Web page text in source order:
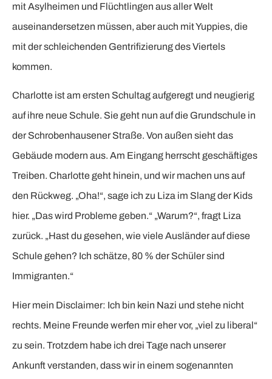
mit Asylheimen und Flüchtlingen aus aller Welt
auseinandersetzen müssen, aber auch mit Yuppies, die
mit der schleichenden Gentrifizierung des Viertels
kommen.
Charlotte ist am ersten Schultag aufgeregt und neugierig
auf ihre neue Schule. Sie geht nun auf die Grundschule in
der Schrobenhausener Straße. Von außen sieht das
Gebäude modern aus. Am Eingang herrscht geschäftiges
Treiben. Charlotte geht hinein, und wir machen uns auf
den Rückweg. „Oha!“, sage ich zu Liza im Slang der Kids
hier. „Das wird Probleme geben.“ „Warum?“, fragt Liza
zurück. „Hast du gesehen, wie viele Ausländer auf diese
Schule gehen? Ich schätze, 80 % der Schüler sind
Immigranten.“
Hier mein Disclaimer: Ich bin kein Nazi und stehe nicht
rechts. Meine Freunde werfen mir eher vor, „viel zu liberal“
zu sein. Trotzdem habe ich drei Tage nach unserer
Ankunft verstanden, dass wir in einem sogenannten